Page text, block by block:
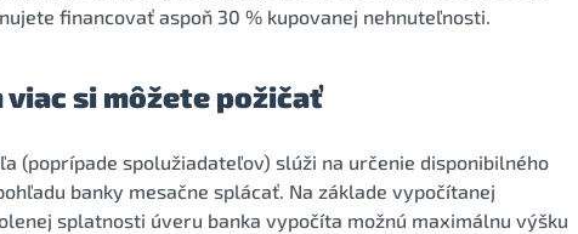
financovať aspoň 30 % kupovanej nehnuteľnosti.
viac si môžete požičať
(poprípade spolužiadateľov) slúži na určenie disponibilného
banky mesačne splácať. Na základe vypočítanej
splatnosti úveru banka vypočíta možnú maximálnu výšku